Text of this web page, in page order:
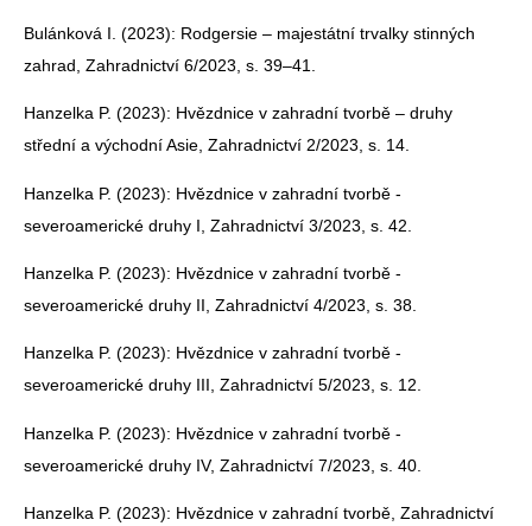
Bulánková I. (2023): Rodgersie – majestátní trvalky stinných
zahrad, Zahradnictví 6/2023, s. 39–41.
Hanzelka P. (2023): Hvězdnice v zahradní tvorbě – druhy
střední a východní Asie, Zahradnictví 2/2023, s. 14.
Hanzelka P. (2023): Hvězdnice v zahradní tvorbě -
severoamerické druhy I, Zahradnictví 3/2023, s. 42.
Hanzelka P. (2023): Hvězdnice v zahradní tvorbě -
severoamerické druhy II, Zahradnictví 4/2023, s. 38.
Hanzelka P. (2023): Hvězdnice v zahradní tvorbě -
severoamerické druhy III, Zahradnictví 5/2023, s. 12.
Hanzelka P. (2023): Hvězdnice v zahradní tvorbě -
severoamerické druhy IV, Zahradnictví 7/2023, s. 40.
Hanzelka P. (2023): Hvězdnice v zahradní tvorbě, Zahradnictví